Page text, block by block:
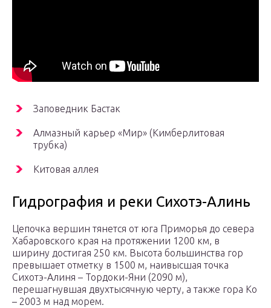
Заповедник Бастак
Алмазный карьер «Мир» (Кимберлитовая
трубка)
Китовая аллея
Гидрография и реки Сихотэ-Алинь
Цепочка вершин тянется от юга Приморья до севера
Хабаровского края на протяжении 1200 км, в
ширину достигая 250 км. Высота большинства гор
превышает отметку в 1500 м, наивысшая точка
Сихотэ-Алиня – Тордоки-Яни (2090 м),
перешагнувшая двухтысячную черту, а также гора Ко
– 2003 м над морем.